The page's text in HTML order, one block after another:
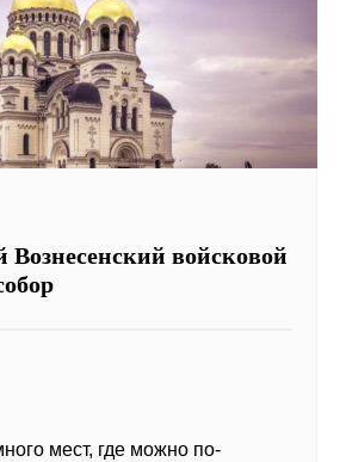
войсковой
мест, где можно по-